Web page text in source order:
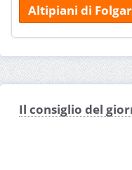
Altipiani di
Il consiglio del